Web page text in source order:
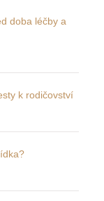
doba léčby a
k rodičovství